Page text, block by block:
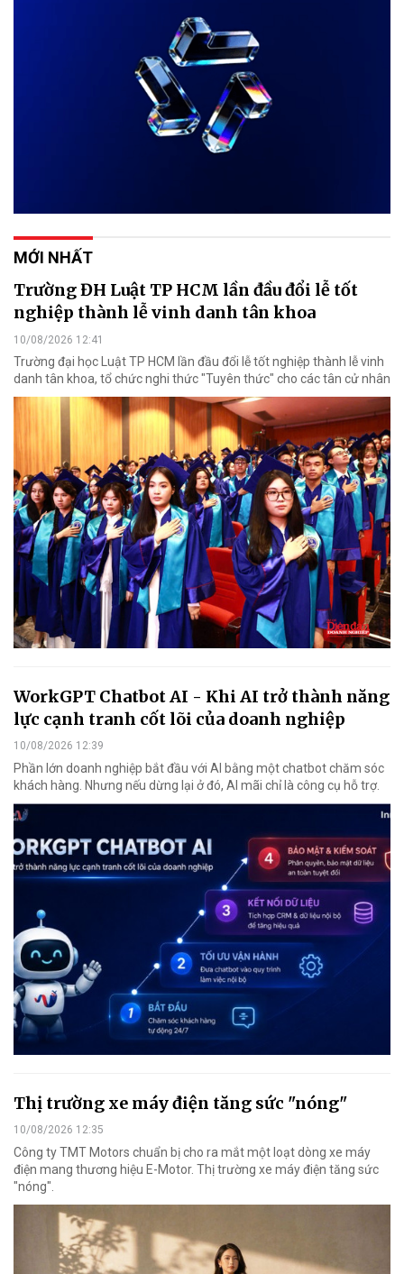
MỚI NHẤT
Trường ĐH Luật TP HCM lần đầu đổi lễ tốt
nghiệp thành lễ vinh danh tân khoa
10/08/2026 12:41
Trường đại học Luật TP HCM lần đầu đổi lễ tốt nghiệp thành lễ vinh
danh tân khoa, tổ chức nghi thức "Tuyên thức" cho các tân cử nhân
WorkGPT Chatbot AI - Khi AI trở thành năng
lực cạnh tranh cốt lõi của doanh nghiệp
10/08/2026 12:39
Phần lớn doanh nghiệp bắt đầu với AI bằng một chatbot chăm sóc
khách hàng. Nhưng nếu dừng lại ở đó, AI mãi chỉ là công cụ hỗ trợ.
Thị trường xe máy điện tăng sức "nóng"
10/08/2026 12:35
Công ty TMT Motors chuẩn bị cho ra mắt một loạt dòng xe máy
điện mang thương hiệu E-Motor. Thị trường xe máy điện tăng sức
"nóng".